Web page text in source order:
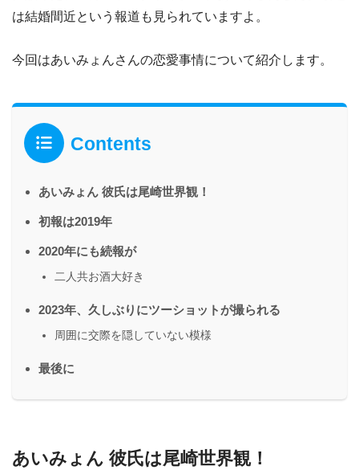
は結婚間近という報道も見られていますよ。
今回はあいみょんさんの恋愛事情について紹介します。
Contents
あいみょん 彼氏は尾崎世界観！
初報は2019年
2020年にも続報が
二人共お酒大好き
2023年、久しぶりにツーショットが撮られる
周囲に交際を隠していない模様
最後に
あいみょん 彼氏は尾崎世界観！